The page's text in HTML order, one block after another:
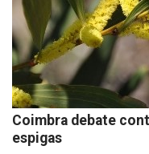
Coimbra debate
espigas